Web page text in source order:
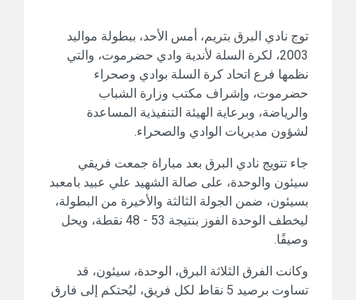
توج نادي البرق بتريم، أمس الأحد، ببطولة مواليد
2003، لكرة السلة لأندية وادي حضرموت، والتي
نظمها فرع اتحاد كرة السلة بوادي وصحراء
حضرموت، وإشراف مكتب وزارة الشباب
والرياضة، وبرعاية الهيئة التنفيذية المساعدة
لشؤون مديريات الوادي والصحراء.
جاء تتويج نادي البرق بعد مباراة جمعت فريقي
سيئون والوحدة، على صالة الشهيد علي عبيد بامعبد
بسيئون، ضمن الجولة الثالثة والأخيرة من البطولة،
ليخطف الوحدة الفوز بنتيجة 53 - 48 نقطة، ويحل
وصيفًا.
وكانت الفرق الثلاثة البرق، الوحدة، سيئون، قد
تساوت برصيد 5 نقاط لكل فريق، ليُحتكم إلى فارق